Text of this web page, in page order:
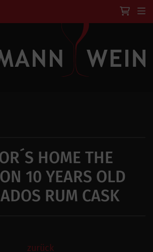
HOME THE
10 YEARS OLD
RUM CASK
zurück